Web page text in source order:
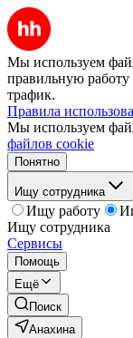
Мы используем
правильную работу
трафик.
Правила
Мы используем
файлов cookie
Понятно
Ищу сотрудника
Ищу работу
Ищу сотрудника
Сервисы
Помощь
Ещё
Поиск
Анахина